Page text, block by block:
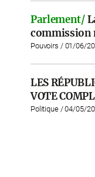
Parlement/
commission
Pouvoirs / 01/06/
LES
VOTE
Politique / 04/05/